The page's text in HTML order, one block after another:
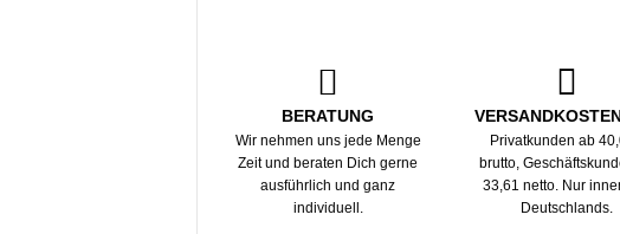
BERATUNG
Wir nehmen uns jede Menge
Zeit und beraten Dich gerne
ausführlich und ganz
individuell.
Privatkunden ab
brutto,
33,61 netto. Nur
Deutschlands.